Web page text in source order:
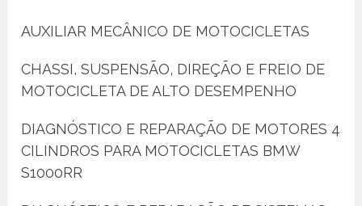
AUXILIAR MECÂNICO DE MOTOCICLETAS
CHASSI, SUSPENSÃO, DIREÇÃO E FREIO DE
MOTOCICLETA DE ALTO DESEMPENHO
DIAGNÓSTICO E REPARAÇÃO DE MOTORES 4
CILINDROS PARA MOTOCICLETAS BMW
S1000RR